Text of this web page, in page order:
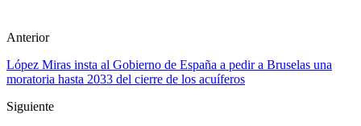
Anterior
López Miras insta al Gobierno de España a pedir a Bruselas una
moratoria hasta 2033 del cierre de los acuíferos
Siguiente